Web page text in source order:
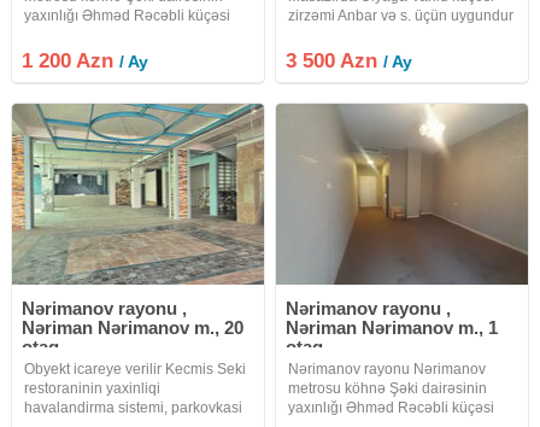
yaxınlığı Əhməd Rəcəbli küçəsi
yerləşir. Giriş çıxış 7/24-dür. Yay
üçün kondisoner qış üçün isə
1 200 Azn/ Ay
zirzəmi Anbar və s. üçün uygundur
3 500 Azn/ Ay
Nərimanov rayonu ,
Nəriman Nərimanov m., 20
otaq
Obyekt icareye verilir Kecmis Seki
restoraninin yaxinliqi
havalandirma sistemi, parkovkasi
Nərimanov rayonu ,
Nəriman Nərimanov m., 1
otaq
Nərimanov rayonu Nərimanov
metrosu köhnə Şəki dairəsinin
yaxınlığı Əhməd Rəcəbli küçəsi